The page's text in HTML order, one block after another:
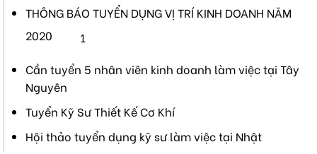
THÔNG BÁO TUYỂN DỤNG VỊ TRÍ KINH DOANH NĂM
2020
1
Cần tuyển 5 nhân viên kinh doanh làm việc tại Tây
Nguyên
Tuyển Kỹ Sư Thiết Kế Cơ Khí
Hội thảo tuyển dụng kỹ sư làm việc tại Nhật